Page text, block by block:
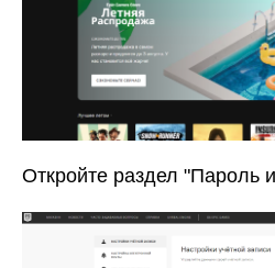
Откройте раздел "Пароль